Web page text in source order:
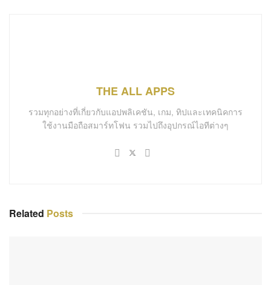
THE ALL APPS
รวมทุกอย่างที่เกี่ยวกับแอปพลิเคชัน, เกม, ทิปและเทคนิคการ
ใช้งานมือถือสมาร์ทโฟน รวมไปถึงอุปกรณ์ไอทีต่างๆ
Related Posts